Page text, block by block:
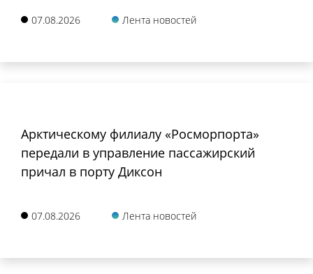
07.08.2026 Лента новостей
Арктическому филиалу «Росморпорта»
передали в управление пассажирский
причал в порту Диксон
07.08.2026 Лента новостей